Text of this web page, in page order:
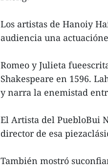
Los artistas de Hanoiy
audiencia una
Romeo y Julieta
Shakespeare en 1596.
y narra la enemistad
El Artista del PuebloBui
director de esa
También mostró